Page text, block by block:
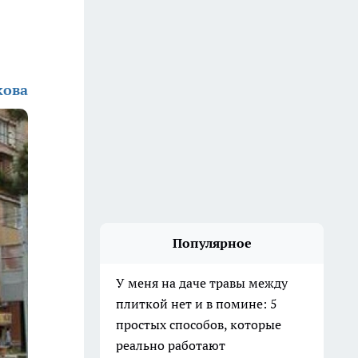
Популярное
У меня на даче травы между
плиткой нет и в помине: 5
простых способов, которые
реально работают